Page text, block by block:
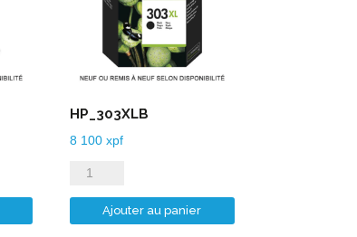
HP_303XLB
8 100 xpf
quantité
de
HP_303XLB
Ajouter au panier